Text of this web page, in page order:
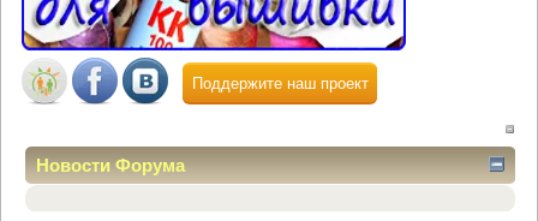
Поддержите наш проект
Новости Форума